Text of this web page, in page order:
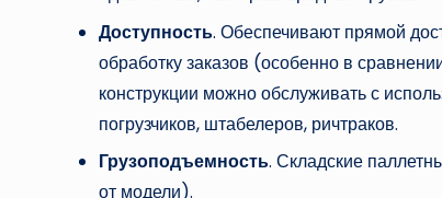
Доступность. Обеспечивают прямой
обработку заказов (особенно в
конструкции можно обслуживать с
погрузчиков, штабелеров, ричтраков.
Грузоподъемность. Складские
от модели).